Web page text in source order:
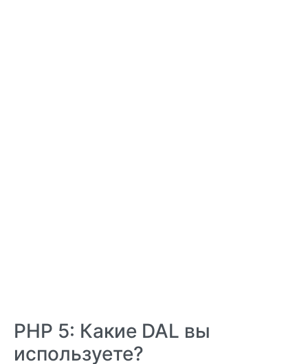
PHP 5: Какие DAL вы
используете?